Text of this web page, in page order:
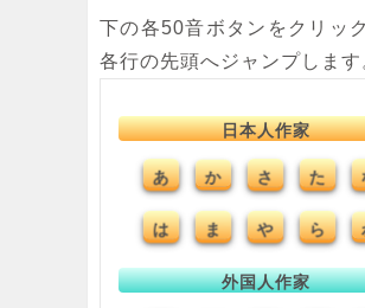
下の各50音ボタンをクリッ
各行の先頭へジャンプします
日本人作家
あ か さ た
は ま や ら
外国人作家